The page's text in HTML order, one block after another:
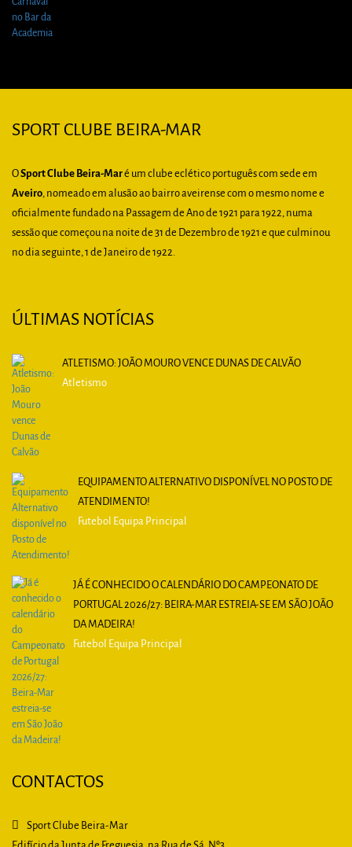
SPORT CLUBE BEIRA-MAR
OSport Clube Beira-Maré um clube eclético português com sede em
Aveiro, nomeado em alusão ao bairro aveirense com o mesmo nome e
oficialmente fundado na Passagem de Ano de 1921 para 1922, numa
sessão que começou na noite de 31 de Dezembro de 1921 e que culminou
no dia seguinte, 1 de Janeiro de 1922.
ÚLTIMAS NOTÍCIAS
ATLETISMO: JOÃO MOURO VENCE DUNAS DE CALVÃO
Atletismo
EQUIPAMENTO ALTERNATIVO DISPONÍVEL NO POSTO DE
ATENDIMENTO!
Futebol Equipa Principal
JÁ É CONHECIDO O CALENDÁRIO DO CAMPEONATO DE
PORTUGAL 2026/27: BEIRA-MAR ESTREIA-SE EM SÃO JOÃO
DA MADEIRA!
Futebol Equipa Principal
CONTACTOS
Sport Clube Beira-Mar